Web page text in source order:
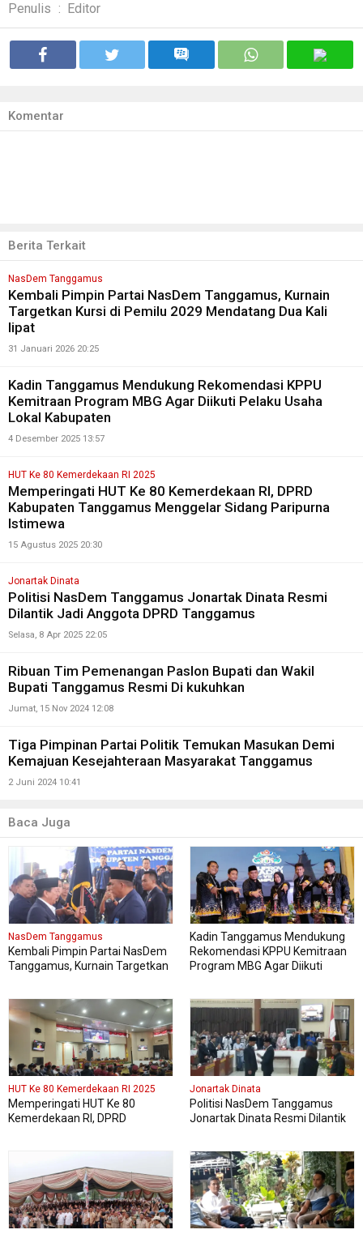
Penulis : Editor
Komentar
Berita Terkait
NasDem Tanggamus
Kembali Pimpin Partai NasDem Tanggamus, Kurnain
Targetkan Kursi di Pemilu 2029 Mendatang Dua Kali
lipat
31 Januari 2026 20:25
Kadin Tanggamus Mendukung Rekomendasi KPPU
Kemitraan Program MBG Agar Diikuti Pelaku Usaha
Lokal Kabupaten
4 Desember 2025 13:57
HUT Ke 80 Kemerdekaan RI 2025
Memperingati HUT Ke 80 Kemerdekaan RI, DPRD
Kabupaten Tanggamus Menggelar Sidang Paripurna
Istimewa
15 Agustus 2025 20:30
Jonartak Dinata
Politisi NasDem Tanggamus Jonartak Dinata Resmi
Dilantik Jadi Anggota DPRD Tanggamus
Selasa, 8 Apr 2025 22:05
Ribuan Tim Pemenangan Paslon Bupati dan Wakil
Bupati Tanggamus Resmi Di kukuhkan
Jumat, 15 Nov 2024 12:08
Tiga Pimpinan Partai Politik Temukan Masukan Demi
Kemajuan Kesejahteraan Masyarakat Tanggamus
2 Juni 2024 10:41
Baca Juga
NasDem Tanggamus
Kembali Pimpin Partai NasDem
Tanggamus, Kurnain Targetkan
Kadin Tanggamus Mendukung
Rekomendasi KPPU Kemitraan
Program MBG Agar Diikuti
HUT Ke 80 Kemerdekaan RI 2025
Memperingati HUT Ke 80
Kemerdekaan RI, DPRD
Jonartak Dinata
Politisi NasDem Tanggamus
Jonartak Dinata Resmi Dilantik